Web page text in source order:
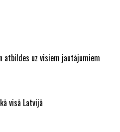
atbildes uz visiem jautājumiem
visā Latvijā